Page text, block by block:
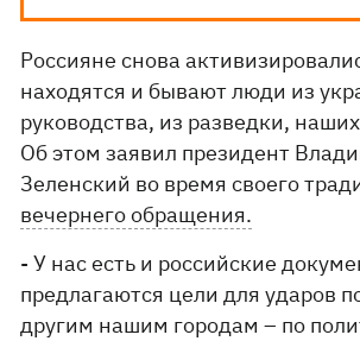
Россияне снова
находятся и бывают люди из
руководства, из разведки,
Об этом заявил президент
Зеленский во время своего
вечернего обращения.
- У нас есть и российские
предлагаются цели для ударов
другим нашим городам – по